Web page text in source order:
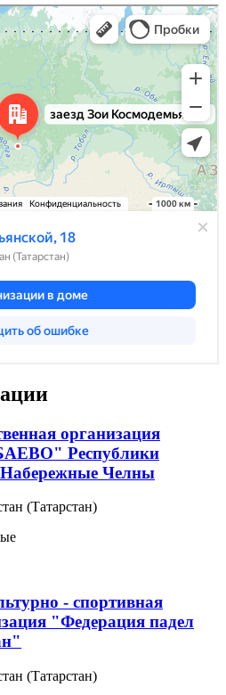
организация
Республики
Набережные Челны
(Татарстан)
- спортивная
"Федерация падел
(Татарстан)